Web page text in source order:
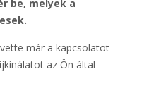
be, melyek a
már a kapcsolatot
az Ön által